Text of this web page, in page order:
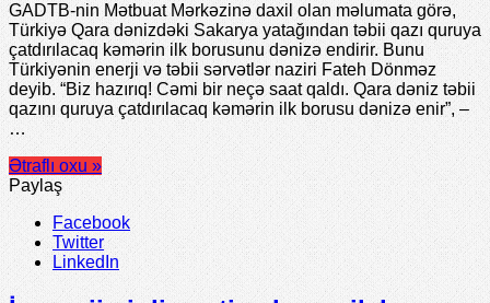
GADTB-nin Mətbuat Mərkəzinə daxil olan məlumata görə,
Türkiyə Qara dənizdəki Sakarya yatağından təbii qazı quruya
çatdırılacaq kəmərin ilk borusunu dənizə endirir. Bunu
Türkiyənin enerji və təbii sərvətlər naziri Fateh Dönməz
deyib. “Biz hazırıq! Cəmi bir neçə saat qaldı. Qara dəniz təbii
qazını quruya çatdırılacaq kəmərin ilk borusu dənizə enir”, –
…
Ətraflı oxu »
Paylaş
Facebook
Twitter
LinkedIn